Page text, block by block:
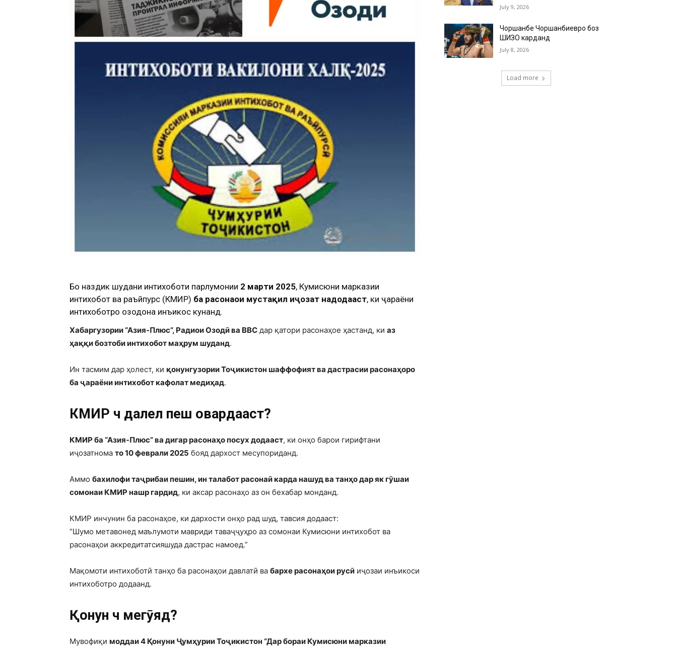
Бо наздик шудани интихоботи парлумонии 2 марти 2025, Кумисюни марказии
интихобот ва раъйпурсӣ (КМИР) ба расонаҳои мустақил иҷозат надодааст, ки ҷараёни
интихоботро озодона инъикос кунанд.
Хабаргузории “Азия-Плюс”, Радиои Озодӣ ва BBC дар қатори расонаҳое ҳастанд, ки аз
ҳаққи бозтоби интихобот маҳрум шуданд.
Ин тасмим дар ҳолест, ки қонунгузории Тоҷикистон шаффофият ва дастрасии расонаҳоро
ба ҷараёни интихобот кафолат медиҳад.
КМИР чӣ далел пеш овардааст?
КМИР ба “Азия-Плюс” ва дигар расонаҳо посух додааст, ки онҳо барои гирифтани
иҷозатнома то 10 феврали 2025 бояд дархост месупориданд.
Аммо бахилофи таҷрибаи пешин, ин талабот расонаӣ карда нашуд ва танҳо дар як гӯшаи
сомонаи КМИР нашр гардид, ки аксар расонаҳо аз он бехабар монданд.
КМИР инчунин ба расонаҳое, ки дархости онҳо рад шуд, тавсия додааст:
“Шумо метавонед маълумоти мавриди таваҷҷуҳро аз сомонаи Кумисюни интихобот ва
расонаҳои аккредитатсияшуда дастрас намоед.”
Мақомоти интихоботӣ танҳо ба расонаҳои давлатӣ ва бархе расонаҳои русӣ иҷозаи инъикоси
интихоботро додаанд.
Қонун чӣ мегӯяд?
Мувофиқи моддаи 4 Қонуни Ҷумҳурии Тоҷикистон “Дар бораи Кумисюни марказии
July 9, 2026
Чоршанбе Чоршанбиевро боз
ШИЗО карданд
July 8, 2026
Load more